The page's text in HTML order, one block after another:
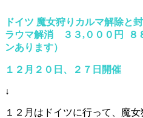
ドイツ 魔女狩りカルマ解除と
ラウマ解消 ３３,０００円 ８
ンあります）
１２月２０日、２７日開催
↓
１２月はドイツに行って、魔女